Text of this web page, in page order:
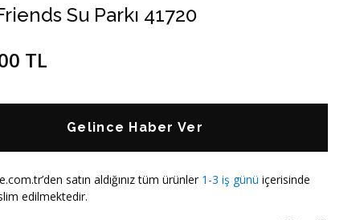
Su Parkı 41720
TL
Gelince Haber Ver
satın aldığınız tüm ürünler 1-3 iş günü içerisinde
edilmektedir.